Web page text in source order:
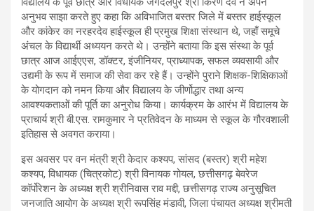
अनुभव साझा करते हुए कहा कि अविभाजित बस्तर जिले में बस्तर हाईस्कूल
और कांकेर का नरहरदेव हाईस्कूल ही प्रमुख शिक्षा संस्थान थे, जहाँ समूचे
अंचल के विद्यार्थी अध्ययन करते थे। उन्होंने बताया कि इस संस्था के पूर्व
छात्र आज आईएएस, डॉक्टर, इंजीनियर, प्राध्यापक, सफल व्यवसायी और
उद्यमी के रूप में समाज की सेवा कर रहे हैं। उन्होंने पुराने शिक्षक-शिक्षिकाओं
के योगदान को नमन किया और विद्यालय के जीर्णोद्धार तथा अन्य
आवश्यकताओं की पूर्ति का अनुरोध किया। कार्यक्रम के आरंभ में विद्यालय के
प्राचार्य श्री बी.एस. रामकुमार ने प्रतिवेदन के माध्यम से स्कूल के गौरवशाली
इतिहास से अवगत कराया।
इस अवसर पर वन मंत्री श्री केदार कश्यप, सांसद (बस्तर) श्री महेश
कश्यप, विधायक (चित्रकोट) श्री विनायक गोयल, छत्तीसगढ़ बेवरेज
कॉर्पोरेशन के अध्यक्ष श्री श्रीनिवास राव मद्दी, छत्तीसगढ़ राज्य अनुसूचित
जनजाति आयोग के अध्यक्ष श्री रूपसिंह मंडावी, जिला पंचायत अध्यक्ष श्रीमती